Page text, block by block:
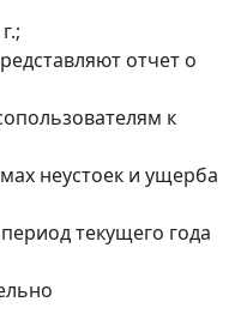
отчет о
к
неустоек и ущерба
текущего года